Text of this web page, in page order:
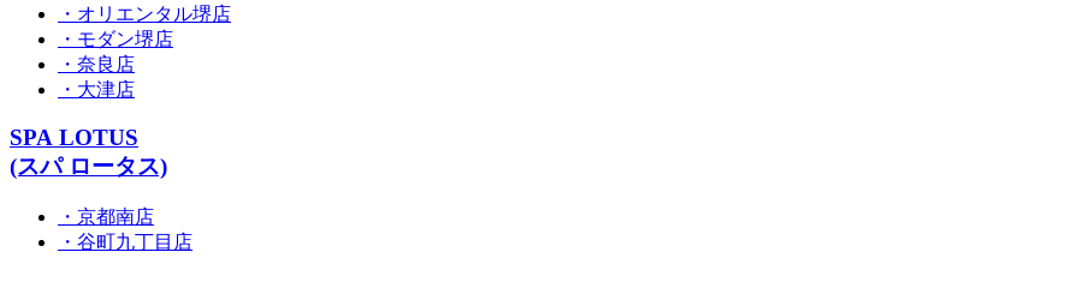
・オリエンタル堺店
・モダン堺店
・奈良店
・大津店
SPA LOTUS
(スパ ロータス)
・京都南店
・谷町九丁目店